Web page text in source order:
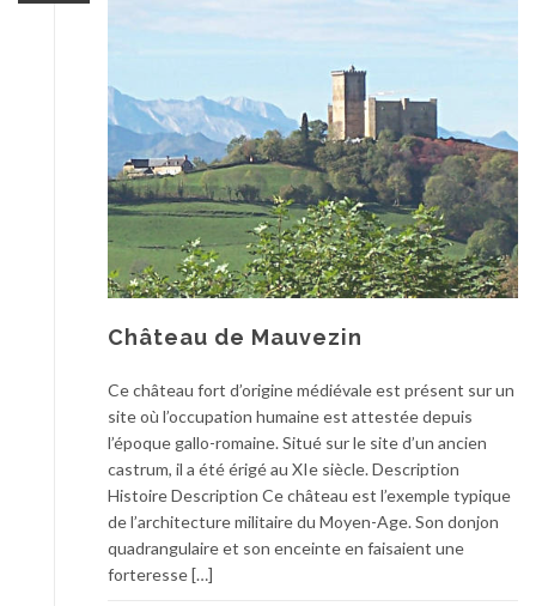
Château de Mauvezin
Ce château fort d’origine médiévale est présent sur un
site où l’occupation humaine est attestée depuis
l’époque gallo-romaine. Situé sur le site d’un ancien
castrum, il a été érigé au XIe siècle. Description
Histoire Description Ce château est l’exemple typique
de l’architecture militaire du Moyen-Age. Son donjon
quadrangulaire et son enceinte en faisaient une
forteresse […]